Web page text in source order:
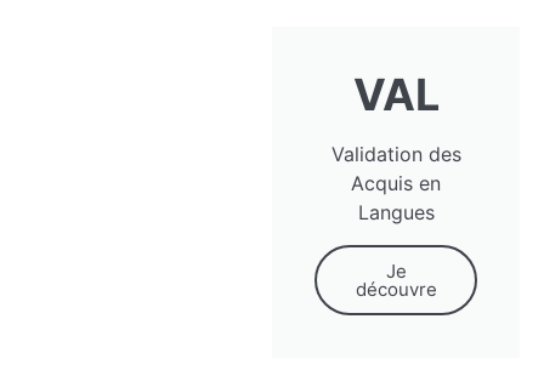
VAL
Validation des
Acquis en
Langues
Je
découvre